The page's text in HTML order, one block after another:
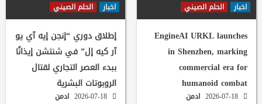
اخبار الحلم الصيني
EngineAI URKL launches
in Shenzhen, marking
commercial era for
humanoid combat
ادمن
اخبار الحلم الصيني
إطلاق دوري “إنجن إيه آي يو
آر كيه إل” في شنتشن إيذانًا
ببدء العصر التجاري لقتال
الروبوتات البشرية
ادمن